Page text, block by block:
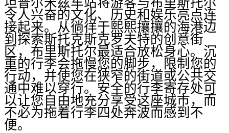
令人兴奋的文化、历史和娱乐亮点连
接起来。从徜徉于熙熙攘攘的海港边
到探索斯托克斯克罗夫特的创意街
区，布里斯托尔最适合放松身心。沉
重的行李会拖慢您的脚步，限制您的
行动，并使您在狭窄的街道或公共交
通中难以穿行。安全的行李寄存处可
以让您自由地充分享受这座城市，而
不必为拖着行李四处奔波而感到不
便。